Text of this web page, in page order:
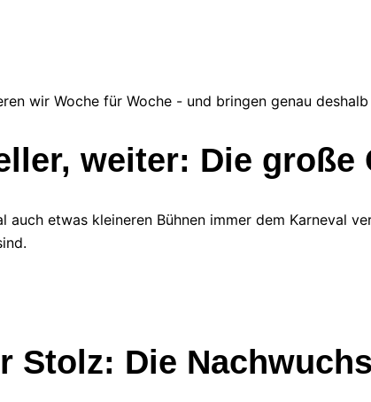
wir Woche für Woche - und bringen genau
weiter: Die große
auch etwas kleineren Bühnen immer dem Karneval
Stolz: Die